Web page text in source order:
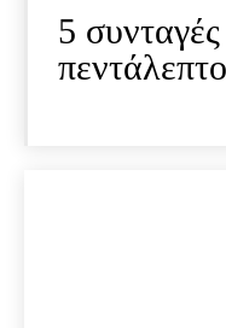
5
πεντάλεπτο